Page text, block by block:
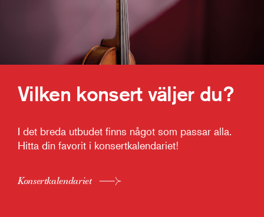
Vilken konsert väljer du?
I det breda utbudet finns något som passar alla.
Hitta din favorit i konsertkalendariet!
Konsertkalendariet